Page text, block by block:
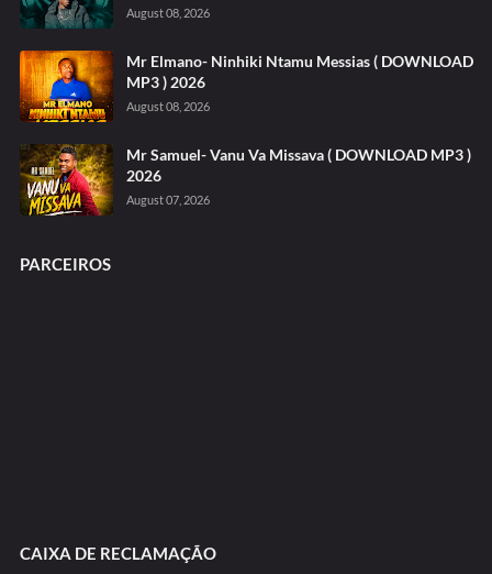
August 08, 2026
Mr Elmano- Ninhiki Ntamu Messias ( DOWNLOAD
MP3 ) 2026
August 08, 2026
Mr Samuel- Vanu Va Missava ( DOWNLOAD MP3 )
2026
August 07, 2026
PARCEIROS
CAIXA DE RECLAMAÇÃO